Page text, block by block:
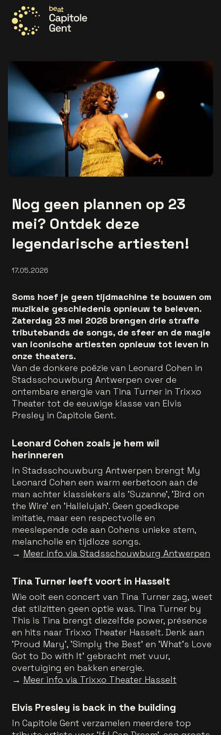
Nog geen plannen op 23
mei? Ontdek deze
legendarische artiesten!
17.05.2026
Soms hoef je geen tijdmachine te bouwen om
muzikale geschiedenis opnieuw te beleven.
Zaterdag 23 mei 2026 brengen drie straffe
tributebands de songs, de sfeer en de magie
van iconische artiesten opnieuw tot leven in
onze theaters.
Van de donkere poëzie van Leonard Cohen in
Stadsschouwburg Antwerpen over de
ontembare energie van Tina Turner in Trixxo
Theater tot de eeuwige klasse van Elvis
Presley in Capitole Gent.
Leonard Cohen zoals je hem wil
herinneren
In Stadsschouwburg Antwerpen brengt My
Leonard Cohen een warm eerbetoon aan de
man achter klassiekers als 'Suzanne', 'Bird on
the Wire' en 'Hallelujah'. Geen goedkope
imitatie, maar een respectvolle en
meeslepende ode aan Cohens unieke stem,
melancholie en tijdloze songs.
→ Meer info via Stadsschouwburg Antwerpen
Tina Turner leeft voort in Hasselt
Wie ooit een concert van Tina Turner zag, weet
dat stilzitten geen optie was. Tina Turner by
This is Tina brengt diezelfde power, présence
en hits naar Trixxo Theater Hasselt. Denk aan
'Proud Mary', 'Simply the Best' en 'What’s Love
Got to Do with It' gebracht met vuur,
overtuiging en bakken energie.
→ Meer info via Trixxo Theater Hasselt
Elvis Presley is back in the building
In Capitole Gent verzamelen meerdere top